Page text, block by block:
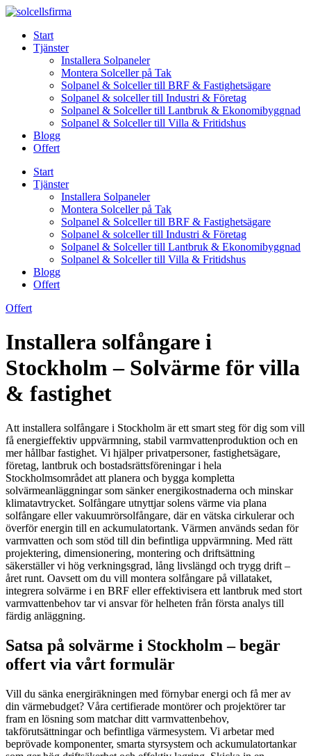
Skip
contentStart
Tjänster
Installera Solpaneler
Montera Solceller på Tak
Solpanel & Solceller till BRF & Fastighetsägare
Solpanel & solceller till Industri & Företag
Solpanel & Solceller till Lantbruk & Ekonomibyggnad
Solpanel & Solceller till Villa & Fritidshus
Blogg
Offert
Start
Tjänster
Installera Solpaneler
Montera Solceller på Tak
Solpanel & Solceller till BRF & Fastighetsägare
Solpanel & solceller till Industri & Företag
Solpanel & Solceller till Lantbruk & Ekonomibyggnad
Solpanel & Solceller till Villa & Fritidshus
Blogg
Offert
Offert
Installera solfångare i
Stockholm – Solvärme för villa
& fastighet
Att installera solfångare i Stockholm är ett smart steg för dig som vill
få energieffektiv uppvärmning, stabil varmvattenproduktion och en
mer hållbar fastighet. Vi hjälper privatpersoner, fastighetsägare,
företag, lantbruk och bostadsrättsföreningar i hela
Stockholmsområdet att planera och bygga kompletta
solvärmeanläggningar som sänker energikostnaderna och minskar
klimatavtrycket. Solfångare utnyttjar solens värme via plana
solfångare eller vakuumrörsolfångare, där en vätska cirkulerar och
överför energin till en ackumulatortank. Värmen används sedan för
varmvatten och som stöd till din befintliga uppvärmning. Med rätt
projektering, dimensionering, montering och driftsättning
säkerställer vi hög verkningsgrad, lång livslängd och trygg drift –
året runt. Oavsett om du vill montera solfångare på villataket,
integrera solvärme i en BRF eller effektivisera ett lantbruk med stort
varmvattenbehov tar vi ansvar för helheten från första analys till
färdig anläggning.
Satsa på solvärme i Stockholm – begär
offert via vårt formulär
Vill du sänka energiräkningen med förnybar energi och få mer av
din värmebudget? Våra certifierade montörer och projektörer tar
fram en lösning som matchar ditt varmvattenbehov,
takförutsättningar och befintliga värmesystem. Vi arbetar med
beprövade komponenter, smarta styrsystem och ackumulatortankar